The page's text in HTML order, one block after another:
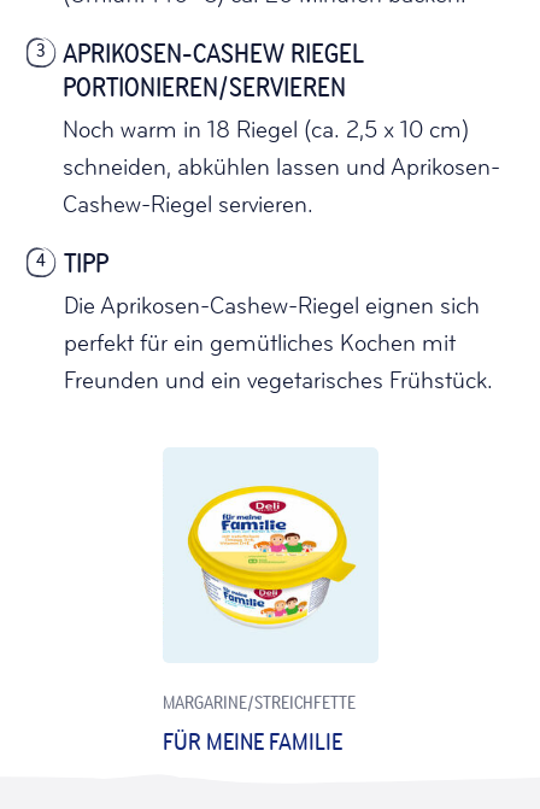
3
APRIKOSEN-CASHEW RIEGEL
PORTIONIEREN/SERVIEREN
Noch warm in 18 Riegel (ca. 2,5 x 10 cm)
schneiden, abkühlen lassen und Aprikosen-
Cashew-Riegel servieren.
4 TIPP
Die Aprikosen-Cashew-Riegel eignen sich
perfekt für ein gemütliches Kochen mit
Freunden und ein vegetarisches Frühstück.
MARGARINE/STREICHFETTE
FÜR MEINE FAMILIE